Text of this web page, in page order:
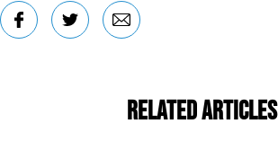
Related Articles